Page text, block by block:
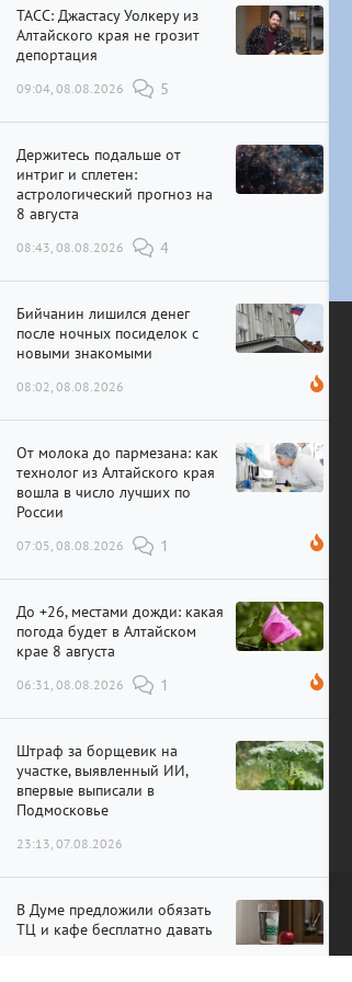
ТАСС: Джастасу Уолкеру из
Алтайского края не грозит
депортация
09:04, 08.08.2026 5
Держитесь подальше от
интриг и сплетен:
астрологический прогноз на
8 августа
08:43, 08.08.2026 4
Бийчанин лишился денег
после ночных посиделок с
новыми знакомыми
08:02, 08.08.2026
От молока до пармезана: как
технолог из Алтайского края
вошла в число лучших по
России
07:05, 08.08.2026 1
До +26, местами дожди: какая
погода будет в Алтайском
крае 8 августа
06:31, 08.08.2026 1
Штраф за борщевик на
участке, выявленный ИИ,
впервые выписали в
Подмосковье
23:13, 07.08.2026
В Думе предложили обязать
ТЦ и кафе бесплатно давать